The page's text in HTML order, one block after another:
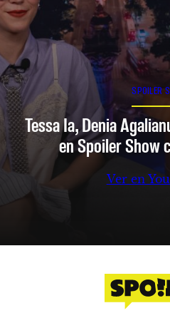
SPOILER
Tessa Ia, Denia
en Spoiler Show
Ver en